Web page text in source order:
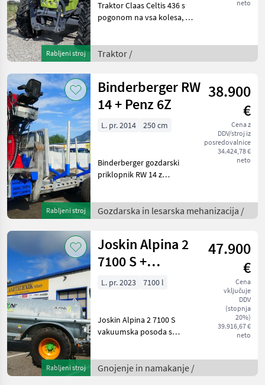
Rabljeni stroj
neto
Traktor Claas Celtis 436 s
pogonom na vsa kolesa, 4,
pod obremenitvijo in
največjo hitrostjo 40 km/h,
Traktor /
Rabljeni stroj
Binderberger RW
14 + Penz 6Z
38.900
€
Cena z
DDV/stroj iz
posredovalnice
34.424,78 €
neto
L. pr. 2014 250 cm
Binderberger gozdarski
priklopnik RW 14 z
stolom, z joystickom in
nožnim upravljanjem,
napajanje z dvo
Gozdarska in lesarska mehanizacija /
Rabljeni stroj
Joskin Alpina 2
7100 S +
razpršilnik s
stopalko 7,5 m
47.900
€
Cena
vključuje
DDV
(stopnja
20%)
39.916,67 €
neto
L. pr. 2023 7100 l
Joskin Alpina 2 7100 S
vakuumska posoda s
razdelilnik s potezno
stopalko z delovno širino 7,
Gnojenje in namakanje /